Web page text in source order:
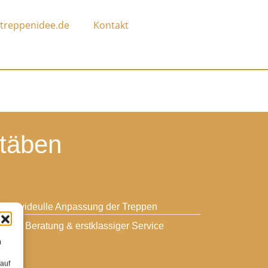
Kontakt
individeulle Anpassung der Treppen
gute Beratung & erstklassiger Service